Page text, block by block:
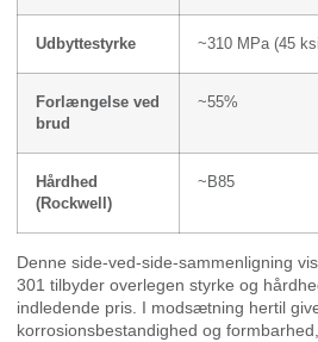
Udbyttestyrke ~310 MPa (45
Forlængelse ved
brud
~55%
Hårdhed
(Rockwell)
~B85
Denne side-ved-side-sammenligning
301 tilbyder overlegen styrke og
indledende pris. I modsætning hertil
korrosionsbestandighed og